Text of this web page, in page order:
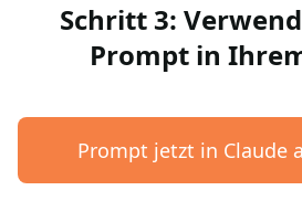
Schritt 3:
Prompt in
Prompt jetzt in Claude